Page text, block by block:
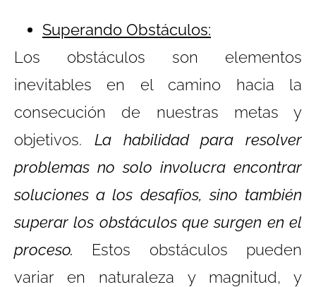
Superando Obstáculos:
Los obstáculos son elementos
inevitables en el camino hacia la
consecución de nuestras metas y
objetivos. La habilidad para resolver
problemas no solo involucra encontrar
soluciones a los desafíos, sino también
superar los obstáculos que surgen en el
proceso. Estos obstáculos pueden
variar en naturaleza y magnitud, y